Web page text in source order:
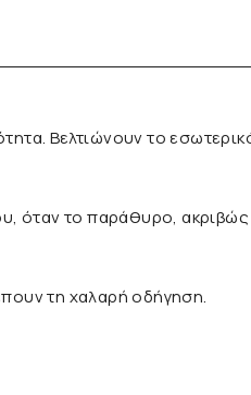
Βελτιώνουν το
όταν το παράθυρο,
τη χαλαρή οδήγηση.